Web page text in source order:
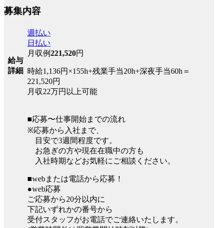
募集内容
給与
詳細
週払い
日払い
月収例221,520円
時給1,136円×155h+残業手当20h+深夜手当60h＝
221,520円
月収22万円以上可能
■応募〜仕事開始までの流れ
※応募から入社まで、
目安で3週間程度です。
お急ぎの方や現在在職中の方も
入社時期などお気軽にご相談ください。
■webまたは電話から応募！
●web応募
ご応募から20分以内に
下記いずれかの番号から
受付スタッフがお電話でご連絡いたします。